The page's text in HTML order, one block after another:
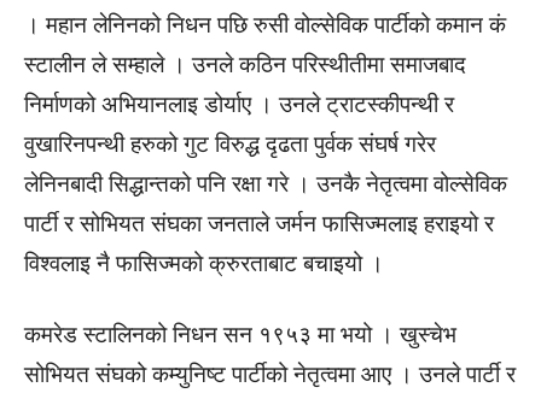
। महान लेनिनको निधन पछि रुसी वोल्सेविक पार्टीको कमान कं
स्टालीन ले सम्हाले । उनले कठिन परिस्थीतीमा समाजबाद
निर्माणको अभियानलाइ डोर्याए । उनले ट्राटस्कीपन्थी र
वुखारिनपन्थी हरुको गुट विरुद्ध दृढता पुर्वक संघर्ष गरेर
लेनिनबादी सिद्धान्तको पनि रक्षा गरे । उनकै नेतृत्वमा वोल्सेविक
पार्टी र सोभियत संघका जनताले जर्मन फासिज्मलाइ हराइयो र
विश्वलाइ नै फासिज्मको क्रुरताबाट बचाइयो ।
कमरेड स्टालिनको निधन सन १९५३ मा भयो । खुस्चेभ
सोभियत संघको कम्युनिष्ट पार्टीको नेतृत्वमा आए । उनले पार्टी र